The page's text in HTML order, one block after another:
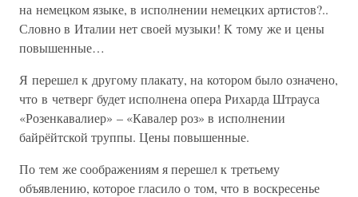
на немецком языке, в исполнении немецких артистов?..
Словно в Италии нет своей музыки! К тому же и цены
повышенные…
Я перешел к другому плакату, на котором было означено,
что в четверг будет исполнена опера Рихарда Штрауса
«Розенкавалиер» – «Кавалер роз» в исполнении
байрёйтской труппы. Цены повышенные.
По тем же соображениям я перешел к третьему
объявлению, которое гласило о том, что в воскресенье